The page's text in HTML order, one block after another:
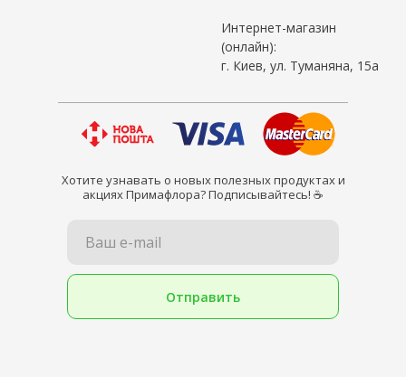
Интернет-магазин
(онлайн):
г. Киев, ул. Туманяна, 15а
Хотите узнавать о новых полезных продуктах и
акциях Примафлора? Подписывайтесь! ☕
Ваш e-mail
Отправить